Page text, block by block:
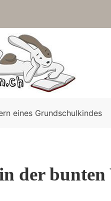
eines Grundschulkindes
der bunten